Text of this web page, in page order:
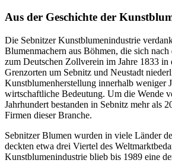
Aus der Geschichte der
Die Sebnitzer Kunstblumenindustrie
Blumenmachern aus Böhmen, die sich nach
zum Deutschen Zollverein im Jahre 1833 in
Grenzorten um Sebnitz und Neustadt
Kunstblumenherstellung innerhalb weniger
wirtschaftliche Bedeutung. Um die Wende
Jahrhundert bestanden in Sebnitz mehr als
Firmen dieser Branche.
Sebnitzer Blumen wurden in viele Länder
deckten etwa drei Viertel des
Kunstblumenindustrie blieb bis 1989 eine